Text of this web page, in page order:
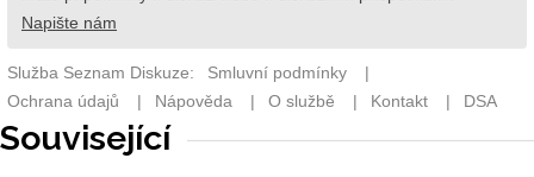
Související